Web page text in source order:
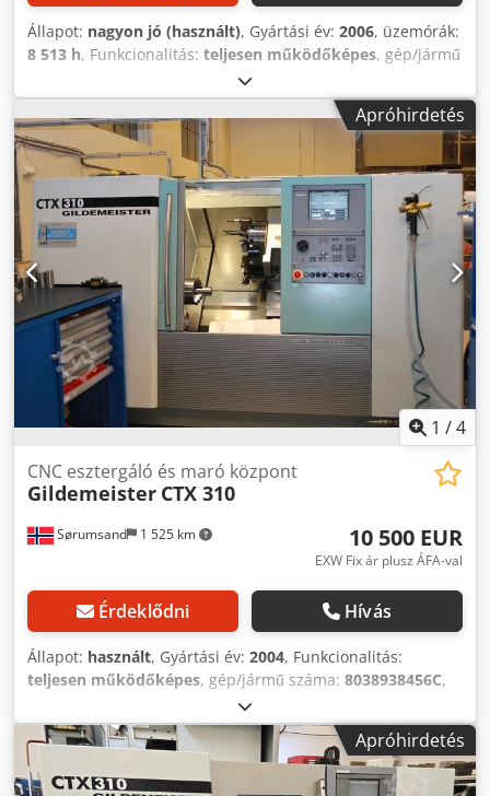
Állapot: nagyon jó (használt), Gyártási év: 2006, üzemórák:
8 513 h, Funkcionalitás: teljesen működőképes, gép/jármű
, Eladásra kínáljuk ezt a felújított
Gildemeister CTX 310 V4 CNC SIEMENS 840 D SHOPTURN
eszterga- és maróközpontot, 2006-os gyártású.
Karbantartott és szállításra előkészített állapotban.
Kiterjedt szerszámkészlet tartozik hozzá, beleértve
szerszám szekrényeket és mérőeszközöket is. Gyártási év:
2006 Súly: 3950 kg Maximális főorsófordulat: 6000
ford/perc Csatlakozási teljesítmény: 26 kVA Maximális
csatlakozási áramerősség: 35 A Áramerősség: 38 A Hálózati
feszültség: 400 V Frekvencia: 50/60 Hz Vezérlőfeszültség:
230 V Dkjdpoyvfq Sefx Af Ser Vezérlő teljesítményfelvétel:
150 W Fedélzeti feszültség: 24 V Ha kérdése van, vagy
további információra van szüksége, írjon nekünk üzenetet
vagy hívjon bennünket.
Apróhirdetés
1 /4
Sørumsand 1 525 km
CNC esztergáló és maró központ
Gildemeister CTX 310
10 500 EUR
EXW Fix ár plusz ÁFA-val
Érdeklődni Hívás
Állapot: használt, Gyártási év: 2004, Funkcionalitás:
teljesen működőképes, gép/jármű száma: 8038938456C,
, esztergálási átmérő a
keresztcsúszka felett:505 mm, esztergálási átmérő:202
mm, orsó motor teljesítmény:10 000 W
, orsófordulatszám
(max.):6 000 ford/min 51 mm, Gildemeister
Apróhirdetés